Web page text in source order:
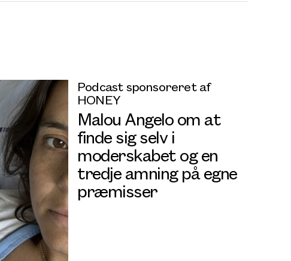
Podcast sponsoreret af
HONEY
Malou Angelo om at
finde sig selv i
moderskabet og en
tredje amning på egne
præmisser